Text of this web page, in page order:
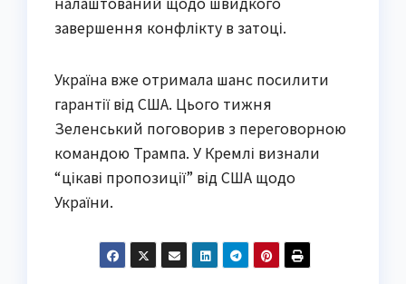
завершення конфлікту в затоці.
Україна вже отримала шанс посилити
гарантії від США. Цього тижня
Зеленський поговорив з переговорною
командою Трампа. У Кремлі визнали
“цікаві пропозиції” від США щодо
України.